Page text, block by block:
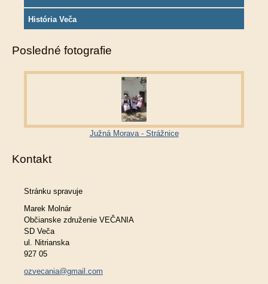
História Veča
Posledné fotografie
Južná Morava - Strážnice
Kontakt
Stránku spravuje
Marek Molnár
Občianske združenie VEČANIA
SD Veča
ul. Nitrianska
927 05
ozvecania@gmail.com